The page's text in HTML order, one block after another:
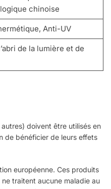
chinoise
Anti-UV
de la lumière et de
doivent être utilisés en
de bénéficier de leurs effets
européenne. Ces produits
traitent aucune maladie au